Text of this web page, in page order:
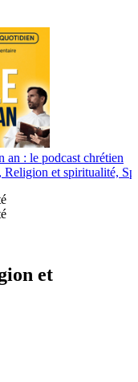
an : le podcast chrétien
Religion et spiritualité,
et